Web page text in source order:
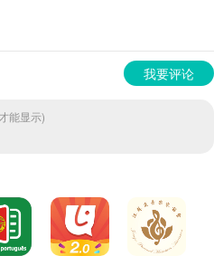
我要评论
能显示)